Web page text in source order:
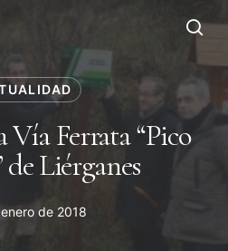
Vía Ferrata “Pico
de Liérganes
de 2018